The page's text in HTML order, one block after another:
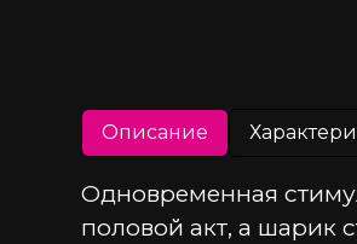
Описание
Одновременная
половой акт, а шарик